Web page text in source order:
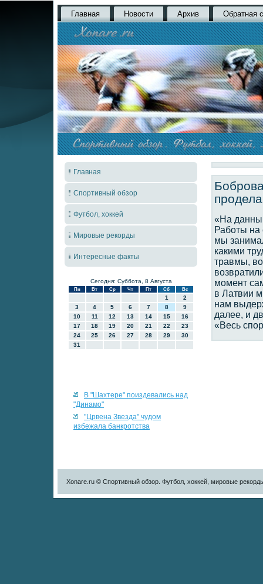
Главная Новости Архив Обратная
Главная
Спортивный обзор
Футбол, хоккей
Мировые рекорды
Интересные факты
Сегодня: Суббота, 8 Августа
Пн Вт Ср Чт Пт Сб Вс
1
2
3
4 5 6 7 8
9
10
11 12 13 14 15
16
17
18 19 20 21 22
23
24
25 26 27 28 29
30
31
В "Шахтере" поиздевались над
"Динамо"
"Црвена Звезда" чудом
избежала банкротства
«На
Работы на
мы
какими
травмы,
момент
в Латвии
нам
далее, и
«Весь
Xonare.ru © Спортивный обзор. Футбол, хоккей, мировые